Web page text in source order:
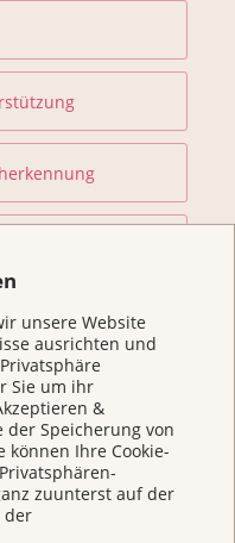
unsere Website
ausrichten und
Sie um ihr
&
der Speicherung von
können Ihre Cookie-
zuunterst auf der
der
& Links